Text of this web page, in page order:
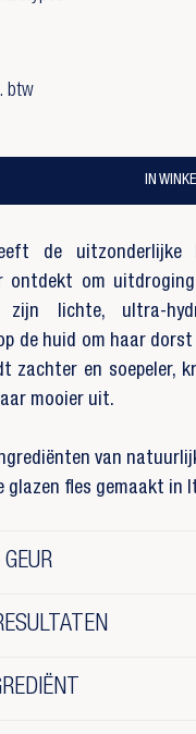
btw
IN
de uitzonderlijke
ontdekt om
zijn lichte, ultra-
de huid om haar
zachter en soepeler,
mooier uit.
van
glazen fles gemaakt in